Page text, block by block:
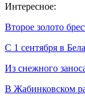
Интересное:
Второе золото
С 1 сентября в
Из снежного
В Жабинковском